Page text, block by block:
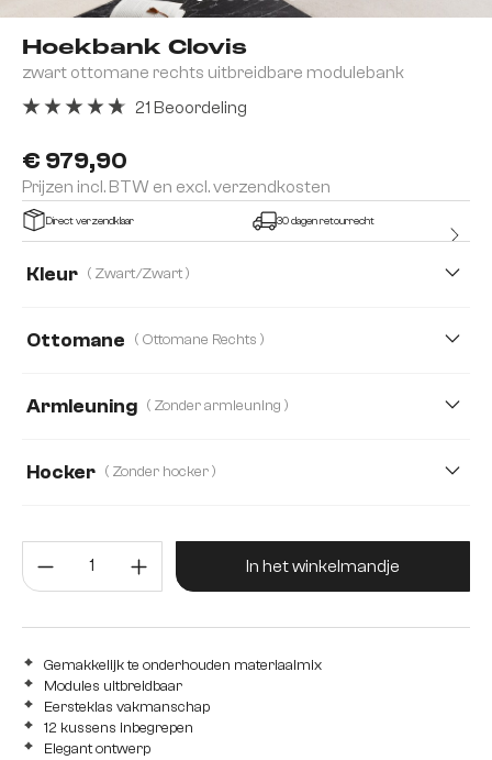
Hoekbank Clovis
zwart ottomane rechts uitbreidbare modulebank
€ 979,90
Prijzen incl. BTW en excl. verzendkosten
21 Beoordeling
Direct verzendklaar 30 dagen retourrecht
Kleur ( Zwart/Zwart )
Ottomane ( Ottomane Rechts )
Armleuning ( Zonder armleuning )
Hocker ( Zonder hocker )
Producthoeveelheid: Voer de
In het winkelmandje
Gemakkelijk te onderhouden materiaalmix
Modules uitbreidbaar
Eersteklas vakmanschap
12 kussens inbegrepen
Elegant ontwerp